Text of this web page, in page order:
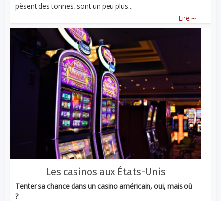
pèsent des tonnes, sont un peu plus...
Lire ...
Les casinos aux États-Unis
Tenter sa chance dans un casino américain, oui, mais où
?